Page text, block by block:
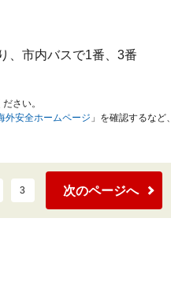
、市内バスで1番、3番
さい。
外安全ホームページ 」を確認するな
3 次のページへ